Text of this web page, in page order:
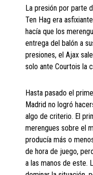
La presión por parte
Ten Hag era
hacía que los
entrega del balón a
presiones, el Ajax
solo ante Courtois la
Hasta pasado el
Madrid no logró
algo de criterio. El
merengues sobre el
producía más o
de hora de juego,
a las manos de este.